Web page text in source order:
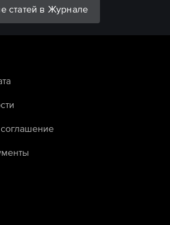
статей в Журнале